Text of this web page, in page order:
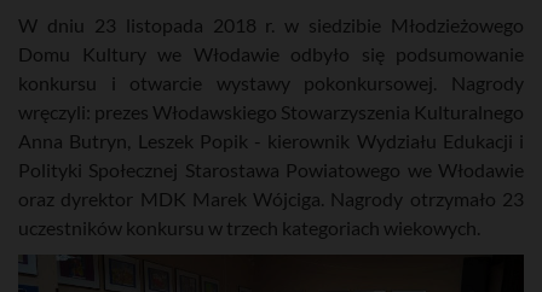
W dniu 23 listopada 2018 r. w siedzibie Młodzieżowego
Domu Kultury we Włodawie odbyło się podsumowanie
konkursu i otwarcie wystawy pokonkursowej. Nagrody
wręczyli: prezes Włodawskiego Stowarzyszenia Kulturalnego
Anna Butryn, Leszek Popik - kierownik Wydziału Edukacji i
Polityki Społecznej Starostawa Powiatowego we Włodawie
oraz dyrektor MDK Marek Wójciga. Nagrody otrzymało 23
uczestników konkursu w trzech kategoriach wiekowych.